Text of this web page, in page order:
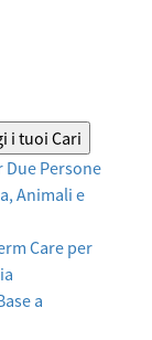
i tuoi Cari
Due Persone
Animali e
Care per
a